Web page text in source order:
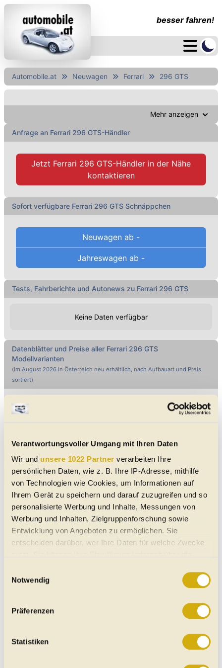
Verantwortungsvoller Umgang mit Ihren Daten
Wir und unsere 1022 Partner verarbeiten Ihre
persönlichen Daten, wie z. B. Ihre IP-Adresse, mithilfe
von Technologien wie Cookies, um Informationen auf
Ihrem Gerät zu speichern und darauf zuzugreifen und so
personalisierte Werbung und Inhalte, Messungen von
Werbung und Inhalten, Zielgruppenforschung sowie
Entwicklung von Angeboten zu ermöglichen. Sie
entscheiden darüber, wer Ihre Daten für welche Zwecke
Trigger Symbol ändern oder widerrufen
Informationen über Ihre geografische Lage erfassen,
Ihr Gerät durch aktives Scannen nach bestimmten
Erfahren Sie mehr darüber, wie Ihre persönlichen Daten
Notwendig
Präferenzen
Statistiken
besser fahren!
Automobile.at Neuwagen Ferrari 296 GTS
Mehr anzeigen
Anfrage an Ferrari 296 GTS-Händler
Jetzt Ferrari 296 GTS-Händler in der Nähe
kontaktieren
Sofort verfügbare Ferrari 296 GTS Schnäppchen
Neuwagen ab -
Jahreswagen ab -
Tests, Fahrberichte und Autonews zu Ferrari 296 GTS
Keine Daten verfügbar
Datenblätter und Preise aller Ferrari 296 GTS
Modellvarianten
(im August 2026 in Österreich neu erhältlich, nach Aufbauart und Preis
sortiert)
Mehr anzeigen
Ferrari 296 GTS- Angebote von Händlern